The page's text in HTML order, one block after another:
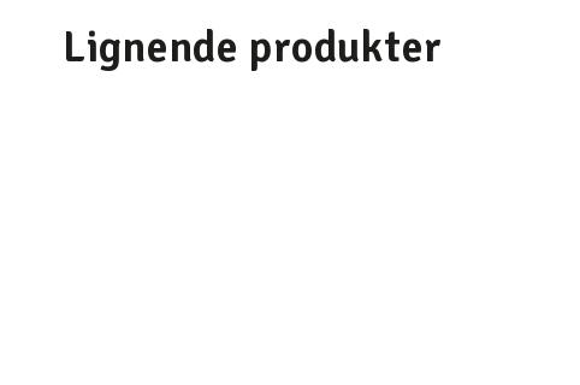
Lignende produkter